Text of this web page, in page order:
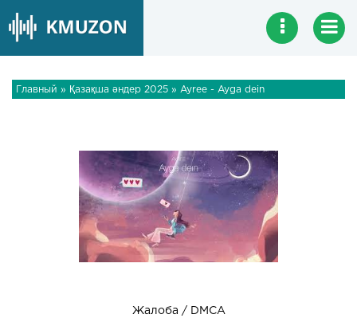
Главный » Қазақша әндер 2025 » Ayree - Ayga dein
Жалоба / DMCA